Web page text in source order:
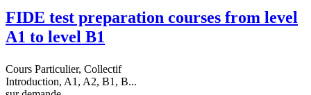
FIDE test preparation courses from level
A1 to level B1
Cours Particulier, Collectif
Introduction, A1, A2, B1, B...